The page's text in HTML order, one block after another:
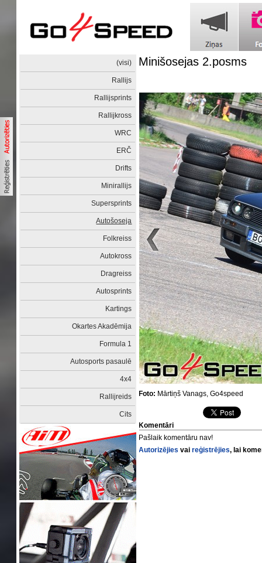
(visi)
Rallijs
Rallijsprints
Rallijkross
WRC
ERČ
Drifts
Minirallijs
Supersprints
Autošoseja
Folkreiss
Autokross
Dragreiss
Autosprints
Kartings
Okartes Akadēmija
Formula 1
Autosports pasaulē
4x4
Rallijreids
Cits
Minišosejas 2.posms
Foto: Mārtiņš Vanags, Go4speed
Komentāri
Pašlaik komentāru nav!
Autorizējies vaireģistrējies, lai